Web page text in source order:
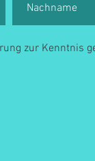
zur Kenntnis